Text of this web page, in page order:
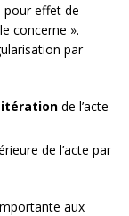
pour effet de
concerne ».
par
de l’acte
de l’acte par
aux